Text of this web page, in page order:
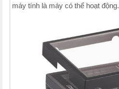
máy tính là máy có thể hoạt động.